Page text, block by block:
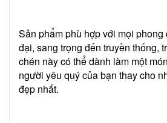
Sản phẩm phù hợp với mọi
đại, sang trọng đến truyền thống,
chén này có thể dành làm một
người yêu quý của bạn thay cho
đẹp nhất.